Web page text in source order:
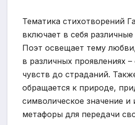
Тематика стихотворений
включает в себя
Поэт освещает тему
в различных проявлениях
чувств до страданий.
обращается к природе,
символическое значение и
метафоры для передачи